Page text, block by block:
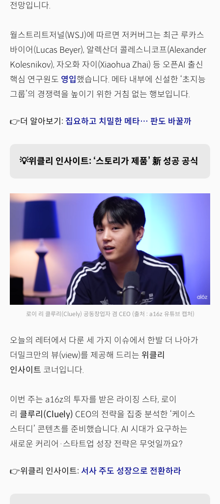
전망입니다.
월스트리트저널(WSJ)에 따르면 저커버그는 최근 루카스
바이어(Lucas Beyer), 알렉산더 콜레스니코프(Alexander
Kolesnikov), 자오화 자이(Xiaohua Zhai) 등 오픈AI 출신
핵심 연구원도 영입했습니다. 메타 내부에 신설한 ‘초지능
그룹’의 경쟁력을 높이기 위한 거침 없는 행보입니다.
👉더 알아보기: 집요하고 치밀한 메타… 판도 바꿀까
💡위클리 인사이트: ‘스토리가 제품’ 新 성공 공식
로이 리 클루리(Cluely) 공동창업자 겸 CEO (출처 : a16z 유튜브 캡처)
오늘의 레터에서 다룬 세 가지 이슈에서 한발 더 나아가
더밀크만의 뷰(view)를 제공해 드리는 위클리
인사이트 코너입니다.
이번 주는 a16z의 투자를 받은 라이징 스타, 로이
리 클루리(Cluely) CEO의 전략을 집중 분석한 ‘케이스
스터디’ 콘텐츠를 준비했습니다. AI 시대가 요구하는
새로운 커리어·스타트업 성장 전략은 무엇일까요?
👉위클리 인사이트: 서사 주도 성장으로 전환하라